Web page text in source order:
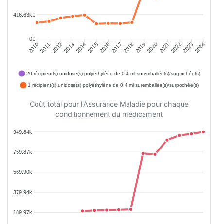
416.63k€
0€
201020112012201320142015201620172018201920202021202220232024
20 récipient(s) unidose(s) polyéthylène de 0,4 ml suremballée(s)/surpochée(s)
1 récipient(s) unidose(s) polyéthylène de 0,4 ml suremballée(s)/surpochée(s)
Coût total pour l'Assurance Maladie pour chaque
conditionnement du médicament
949.84k
759.87k
569.90k
379.94k
189.97k